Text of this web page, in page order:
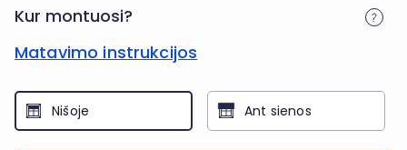
Kur montuosi?
Matavimo instrukcijos
Nišoje Ant sienos